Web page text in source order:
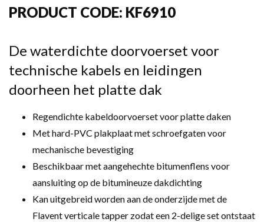
PRODUCT CODE: KF6910
De waterdichte doorvoerset voor
technische kabels en leidingen
doorheen het platte dak
Regendichte kabeldoorvoerset voor platte daken
Met hard-PVC plakplaat met schroefgaten voor
mechanische bevestiging
Beschikbaar met aangehechte bitumenflens voor
aansluiting op de bitumineuze dakdichting
Kan uitgebreid worden aan de onderzijde met de
Flavent verticale tapper zodat een 2-delige set ontstaat